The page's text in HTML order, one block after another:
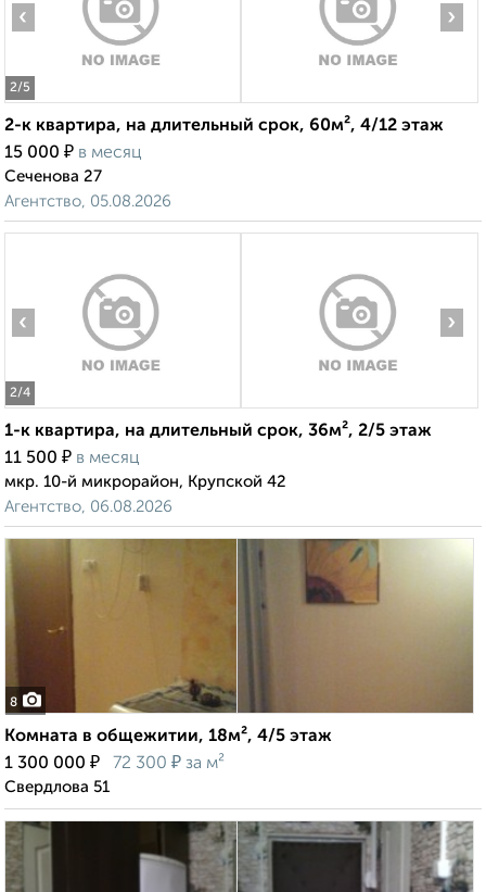
2/5
‹ ›
2-к квартира, на длительный срок, 60м², 4/12 этаж
15 000 ₽ в месяц
Сеченова 27
Агентство, 05.08.2026
2/4
‹ ›
1-к квартира, на длительный срок, 36м², 2/5 этаж
11 500 ₽ в месяц
мкр. 10-й микрорайон, Крупской 42
Агентство, 06.08.2026
8
Комната в общежитии, 18м², 4/5 этаж
1 300 000 ₽ 72 300 ₽ за м²
Свердлова 51